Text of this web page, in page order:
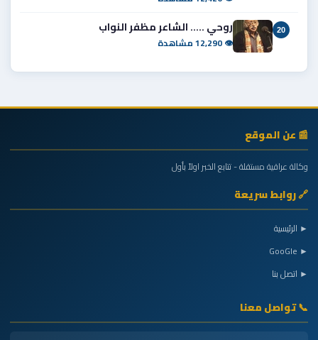
20 روحي ..... الشاعر مظفر النواب
👁 12,290 مشاهدة
📰 عن الموقع
وكالة عراقية مستقلة - تتابع الخبر اولاً بأول
🔗 روابط سريعة
► الرئيسية
► GooGle
► اتصل بنا
📞 تواصل معنا